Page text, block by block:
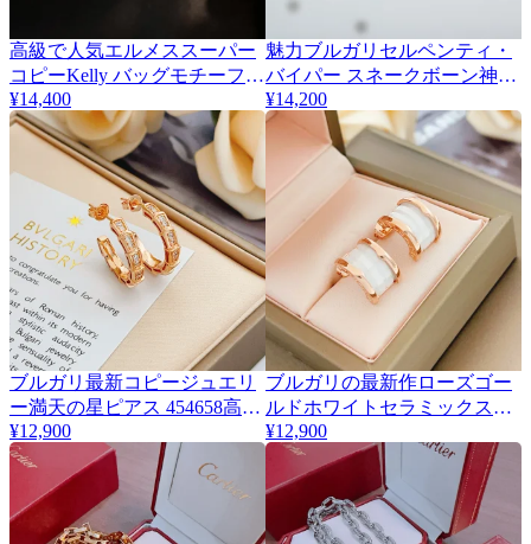
高級で人気エルメススーパー
コピーKelly バッグモチーフネ
ックレス 464807
¥14,400
魅力ブルガリセルペンティ・
バイパー スネークボーン神秘
的な蛇の姿ネックレス 464808
¥14,200
ブルガリ最新コピージュエリ
ー満天の星ピアス 454658高貴
な気質
¥12,900
ブルガリの最新作ローズゴー
ルドホワイトセラミックスリ
ムなウエストピアス 454661
¥12,900